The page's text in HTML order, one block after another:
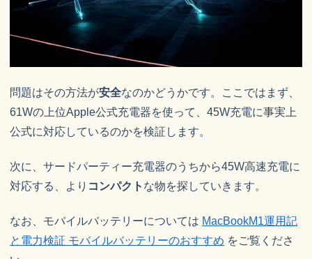
問題はその方法が安全なのかどうかです。ここではまず、
61Wの上位Apple公式充電器を使って、45W充電に事実上
公式に対応しているのかを検証します。
次に、サードパーティー充電器のうちから45W高速充電に
対応する、より コンパクト な物を探していきます。
なお、モバイルバッテリーについては MacBookM1運用記
と電力検証 モバイルバッテリーのおすすめ をご覧くださ